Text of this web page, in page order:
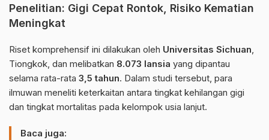
Penelitian: Gigi Cepat Rontok, Risiko Kematian
Meningkat
Riset komprehensif ini dilakukan oleh Universitas Sichuan,
Tiongkok, dan melibatkan 8.073 lansia yang dipantau
selama rata-rata 3,5 tahun. Dalam studi tersebut, para
ilmuwan meneliti keterkaitan antara tingkat kehilangan gigi
dan tingkat mortalitas pada kelompok usia lanjut.
Baca juga: